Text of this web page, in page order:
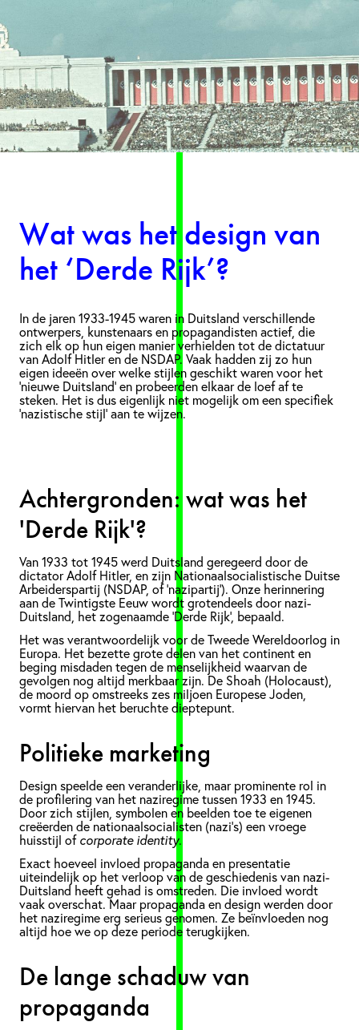
Wat was het design van
het ‘Derde Rijk’?
In de jaren 1933-1945 waren in Duitsland verschillende
ontwerpers, kunstenaars en propagandisten actief, die
zich elk op hun eigen manier verhielden tot de dictatuur
van Adolf Hitler en de NSDAP. Vaak hadden zij zo hun
eigen ideeën over welke stijlen geschikt waren voor het
‘nieuwe Duitsland’ en probeerden elkaar de loef af te
steken. Het is dus eigenlijk niet mogelijk om een specifiek
'nazistische stijl' aan te wijzen.
Achtergronden: wat was het
'Derde Rijk'?
Van 1933 tot 1945 werd Duitsland geregeerd door de
dictator Adolf Hitler, en zijn Nationaalsocialistische Duitse
Arbeiderspartij (NSDAP, of ‘nazipartij’). Onze herinnering
aan de Twintigste Eeuw wordt grotendeels door nazi-
Duitsland, het zogenaamde 'Derde Rijk', bepaald.
Het was verantwoordelijk voor de Tweede Wereldoorlog in
Europa. Het bezette grote delen van het continent en
beging misdaden tegen de menselijkheid waarvan de
gevolgen nog altijd merkbaar zijn. De Shoah (Holocaust),
de moord op omstreeks zes miljoen Europese Joden,
vormt hiervan het beruchte dieptepunt.
Politieke marketing
Design speelde een veranderlijke, maar prominente rol in
de profilering van het naziregime tussen 1933 en 1945.
Door zich stijlen, symbolen en beelden toe te eigenen
creëerden de nationaalsocialisten (nazi’s) een vroege
huisstijl ofcorporate identity.
Exact hoeveel invloed propaganda en presentatie
uiteindelijk op het verloop van de geschiedenis van nazi-
Duitsland heeft gehad is omstreden. Die invloed wordt
vaak overschat. Maar propaganda en design werden door
het naziregime erg serieus genomen. Ze beïnvloeden nog
altijd hoe we op deze periode terugkijken.
De lange schaduw van
propaganda